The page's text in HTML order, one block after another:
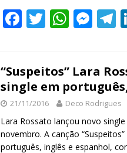
F
ac
b
o
o
k
T
w
er
W
h
s
A
p
p
M
e
e
n
g
er
T
a
“Suspeitos” Lara
single em
21/11/2016 Deco Rodrigues
Lara Rossato lançou novo
novembro. A canção
português, inglês e espanhol,